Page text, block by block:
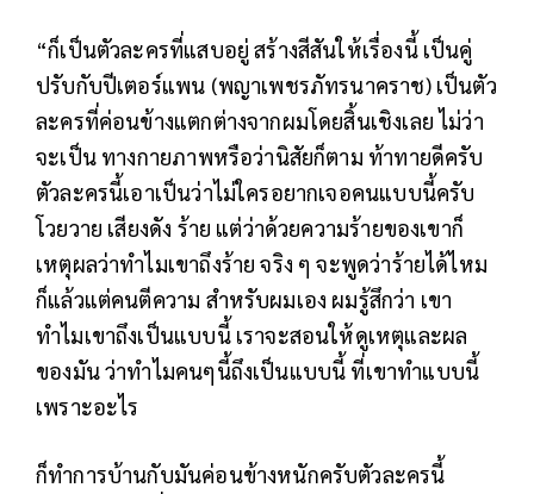
“ก็เป็นตัวละครที่แสบอยู่ สร้างสีสันให้เรื่องนี้ เป็นคู่
ปรับกับปีเตอร์แพน (พญาเพชรภัทรนาคราช) เป็นตัว
ละครที่ค่อนข้างแตกต่างจากผมโดยสิ้นเชิงเลย ไม่ว่า
จะเป็น ทางกายภาพหรือว่านิสัยก็ตาม ท้าทายดีครับ
ตัวละครนี้เอาเป็นว่าไม่ใครอยากเจอคนแบบนี้ครับ
โวยวาย เสียงดัง ร้าย แต่ว่าด้วยความร้ายของเขาก็
เหตุผลว่าทำไมเขาถึงร้าย จริง ๆ จะพูดว่าร้ายได้ไหม
ก็แล้วแต่คนตีความ สำหรับผมเอง ผมรู้สึกว่า เขา
ทำไมเขาถึงเป็นแบบนี้ เราจะสอนให้ดูเหตุและผล
ของมัน ว่าทำไมคนๆนี้ถึงเป็นแบบนี้ ที่เขาทำแบบนี้
เพราะอะไร
ก็ทำการบ้านกับมันค่อนข้างหนักครับตัวละครนี้